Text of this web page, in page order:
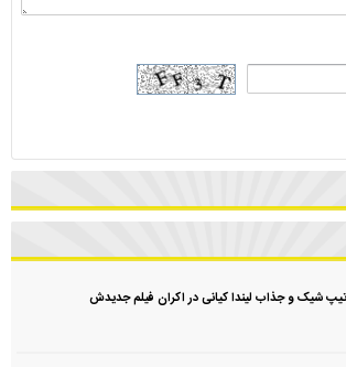
شیک و جذاب لیندا کیانی در اکران فیلم جدیدش